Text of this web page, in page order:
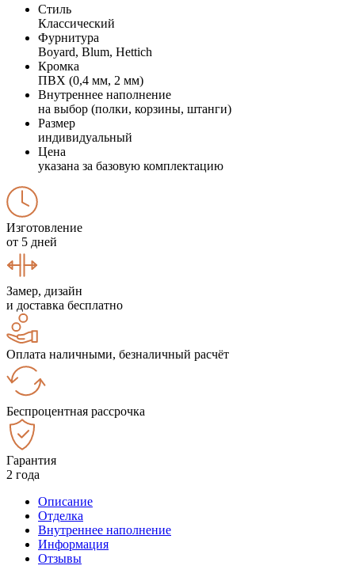
Стиль
Классический
Фурнитура
Boyard, Blum, Hettich
Кромка
ПВХ (0,4 мм, 2 мм)
Внутреннее наполнение
на выбор (полки, корзины, штанги)
Размер
индивидуальный
Цена
указана за базовую комплектацию
Изготовление
от 5 дней
Замер, дизайн
и доставка бесплатно
Оплата наличными, безналичный расчёт
Беспроцентная рассрочка
Гарантия
2 года
Описание
Отделка
Внутреннее наполнение
Информация
Отзывы